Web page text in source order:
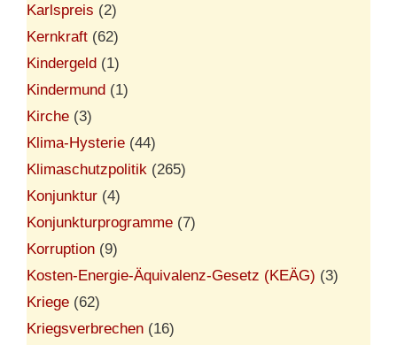
Karlspreis (2)
Kernkraft (62)
Kindergeld (1)
Kindermund (1)
Kirche (3)
Klima-Hysterie (44)
Klimaschutzpolitik (265)
Konjunktur (4)
Konjunkturprogramme (7)
Korruption (9)
Kosten-Energie-Äquivalenz-Gesetz (KEÄG) (3)
Kriege (62)
Kriegsverbrechen (16)